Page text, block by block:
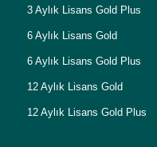
3 Aylık Lisans Gold Plus
6 Aylık Lisans Gold
6 Aylık Lisans Gold Plus
12 Aylık Lisans Gold
12 Aylık Lisans Gold Plus